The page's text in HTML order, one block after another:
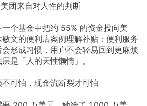
团来自对人性的判断
个基金中把约 55% 的资金投向美
敏文的便利店案例理解补贴：便利服务
形成习惯，用户不会轻易回到更麻烦
是「人的天性懒惰」。
不可怕，现金流断裂才可怕